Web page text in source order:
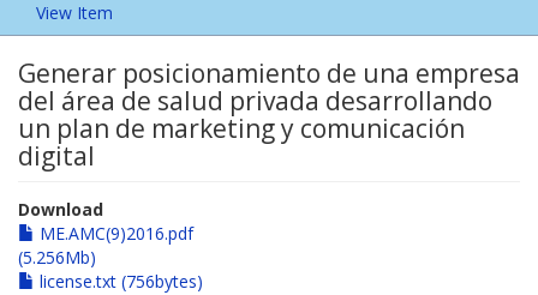
View Item
Generar posicionamiento de una empresa
del área de salud privada desarrollando
un plan de marketing y comunicación
digital
Download
ME.AMC(9)2016.pdf
(5.256Mb)
license.txt (756bytes)